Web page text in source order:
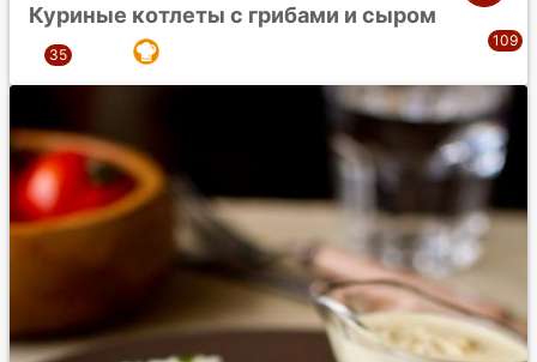
Куриные котлеты с грибами и сыром